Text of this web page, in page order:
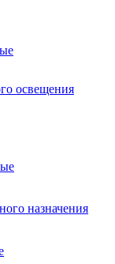
освещения
назначения